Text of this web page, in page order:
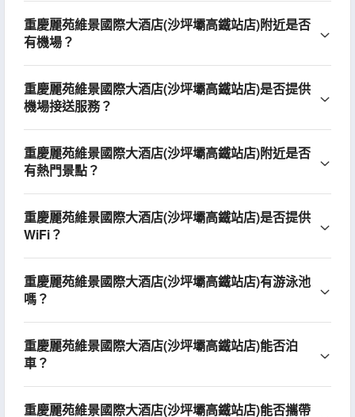
重慶麗苑維景國際大酒店(沙坪壩高鐵站店)附近是否
有機場？
重慶麗苑維景國際大酒店(沙坪壩高鐵站店)是否提供
機場接送服務？
重慶麗苑維景國際大酒店(沙坪壩高鐵站店)附近是否
有熱門景點？
重慶麗苑維景國際大酒店(沙坪壩高鐵站店)是否提供
WiFi？
重慶麗苑維景國際大酒店(沙坪壩高鐵站店)有游泳池
嗎？
重慶麗苑維景國際大酒店(沙坪壩高鐵站店)能否泊
車？
重慶麗苑維景國際大酒店(沙坪壩高鐵站店)能否攜帶